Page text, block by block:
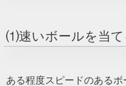
⑴速いボールを当て
ある程度スピードのある